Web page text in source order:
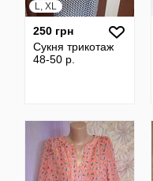
L, XL
250 грн
Сукня трикотаж
48-50 р.